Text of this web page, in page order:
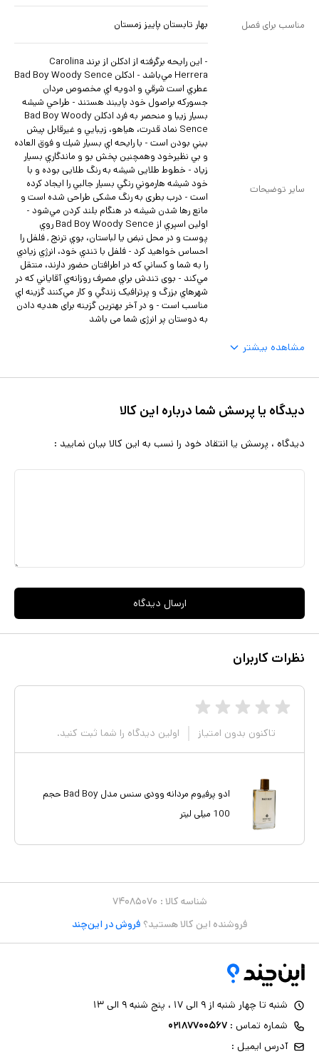
مناسب برای فصل بهار تابستان پاییز زمستان
سایر توضیحات
- این رایحه برگرفته از ادكلن از برند Carolina
Herrera مي‌باشد - ادكلن Bad Boy Woody Sence
عطري است شرقي و ادويه اي مخصوص مردان
جسوركه براصول خود پايبند هستند - طراحي شيشه
بسيار زيبا و منحصر به فرد ادكلن Bad Boy Woody
Sence نماد قدرت، هياهو، زيبايي و غيرقابل پيش
بيني بودن است - با رايحه اي بسيار شيك و فوق العاده
و بي نظيرخود وهمچنين پخش بو و ماندگاري بسيار
زياد - خطوط طلایی شیشه به رنگ طلایی بوده و با
خود شيشه هارموني رنگي بسيار جالبي را ايجاد کرده
است - درب بطری به رنگ مشکی طراحی شده است و
مانع رها شدن شيشه در هنگام بلند کردن مي‌شود -
اولين اسپري از Bad Boy Woody Sence روي
پوست و در محل نبض يا لباستان، بوي ترنج , فلفل را
احساس خواهيد کرد - فلفل با تندي خود، انرژي زيادي
را به شما و کساني که در اطرافتان حضور دارند، منتقل
مي‌کند - بوی تندش براي مصرف روزانه‌ي آقاياني که در
شهرهاي بزرگ و پرترافيک زندگي و کار مي‌کنند گزينه اي
مناسب است - و در آخر بهترین گزینه برای هدیه دادن
به دوستان پر انرژی شما می باشد
مشاهده بیشتر
دیدگاه یا پرسش شما درباره این کالا
دیدگاه ، پرسش یا انتقاد خود را نسب به این کالا بیان نمایید :
ارسال دیدگاه
نظرات کاربران
تاکنون بدون امتیاز اولین دیدگاه را شما ثبت کنید.
ادو پرفیوم مردانه وودی سنس مدل Bad Boy حجم
100 میلی لیتر
شناسه کالا : ۷۴۰۸۵۰۷۰
فروشنده این کالا هستید؟ فروش در این‌چند
شنبه تا چهار شنبه از ۹ الی ۱۷ ، پنج شنبه ۹ الی ۱۳
شماره تماس : ۰۲۱۸۷۷۰۰۵۶۷
آدرس ایمیل :